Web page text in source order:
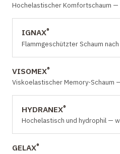
Hochelastischer Komfortschaum
IGNAX®
Flammgeschützter Schaum nach
VISOMEX®
Viskoelastischer Memory-Schaum
HYDRANEX®
Hochelastisch und hydrophil —
GELAX®